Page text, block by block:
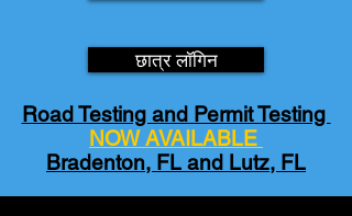
छात्र लॉगिन
Road Testing and Permit Testing
NOW AVAILABLE
Bradenton, FL and Lutz, FL